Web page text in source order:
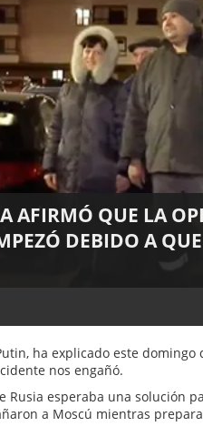
AFIRMÓ QUE LA
DEBIDO A
ha explicado este
nos engañó.
Rusia esperaba una solución
a Moscú mientras